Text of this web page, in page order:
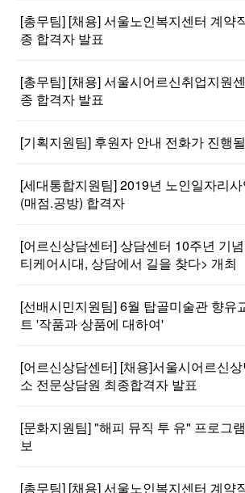
[총무팀] [채용] 서울노인복지센터 계약
종 합격자 발표
[총무팀] [채용] 서울시어르신취업지원
종 합격자 발표
[기획지원팀] 후원자 안내 전화가 진행
[세대통합지원팀] 2019년 노인일자리
(매점.공방) 합격자
[어르신상담센터] 상담센터 10주년 기
티케어시대, 상담에서 길을 찾다> 개최
[선배시민지원팀] 6월 탑골미술관 향유
트 '작품과 상품에 대하여'
[어르신상담센터] [채용]서울시어르신
소 전문상담원 최종합격자 발표
[문화지원팀] "해피 뮤직 투 유" 프로그
보
[총무팀] [채용] 서울노인복지센터 계약